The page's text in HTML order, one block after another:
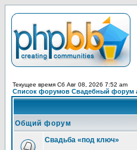
Текущее время Сб Авг 08, 2026 7:52 am
Список форумов Свадебный форум
Общий форум
Свадьба «под ключ»